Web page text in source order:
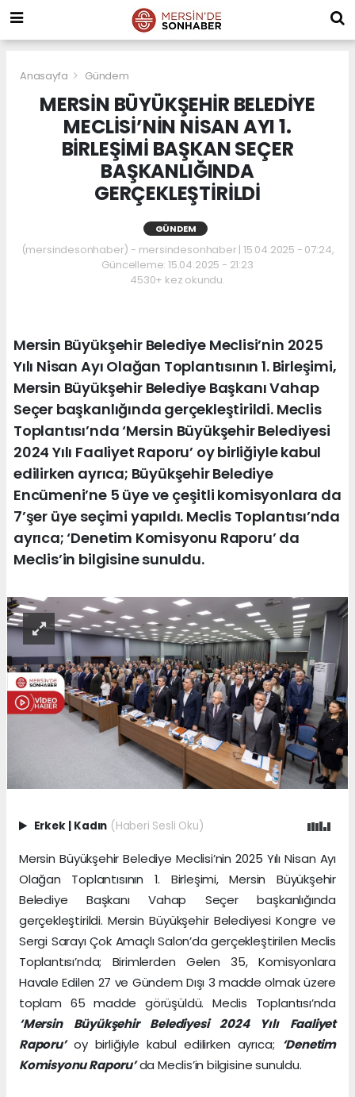
Anasayfa Gündem
MERSİN BÜYÜKŞEHİR BELEDİYE
MECLİSİ’NİN NİSAN AYI 1.
BİRLEŞİMİ BAŞKAN SEÇER
BAŞKANLIĞINDA
GERÇEKLEŞTİRİLDİ
GÜNDEM
(mersindesonhaber) - mersindesonhaber | 15.04.2025 - 07:24,
Güncelleme: 15.04.2025 - 21:23
4530+ kez okundu.
Mersin Büyükşehir Belediye Meclisi’nin 2025
Yılı Nisan Ayı Olağan Toplantısının 1. Birleşimi,
Mersin Büyükşehir Belediye Başkanı Vahap
Seçer başkanlığında gerçekleştirildi. Meclis
Toplantısı’nda ‘Mersin Büyükşehir Belediyesi
2024 Yılı Faaliyet Raporu’ oy birliğiyle kabul
edilirken ayrıca; Büyükşehir Belediye
Encümeni’ne 5 üye ve çeşitli komisyonlara da
7’şer üye seçimi yapıldı. Meclis Toplantısı’nda
ayrıca; ‘Denetim Komisyonu Raporu’ da
Meclis’in bilgisine sunuldu.
Erkek | Kadın (Haberi Sesli Oku)
Mersin Büyükşehir Belediye Meclisi’nin 2025 Yılı Nisan Ayı
Olağan Toplantısının 1. Birleşimi, Mersin Büyükşehir
Belediye Başkanı Vahap Seçer başkanlığında
gerçekleştirildi. Mersin Büyükşehir Belediyesi Kongre ve
Sergi Sarayı Çok Amaçlı Salon’da gerçekleştirilen Meclis
Toplantısı’nda; Birimlerden Gelen 35, Komisyonlara
Havale Edilen 27 ve Gündem Dışı 3 madde olmak üzere
toplam 65 madde görüşüldü. Meclis Toplantısı’nda
‘Mersin Büyükşehir Belediyesi 2024 Yılı Faaliyet
Raporu’oy birliğiyle kabul edilirken ayrıca; ‘Denetim
Komisyonu Raporu’da Meclis’in bilgisine sunuldu.